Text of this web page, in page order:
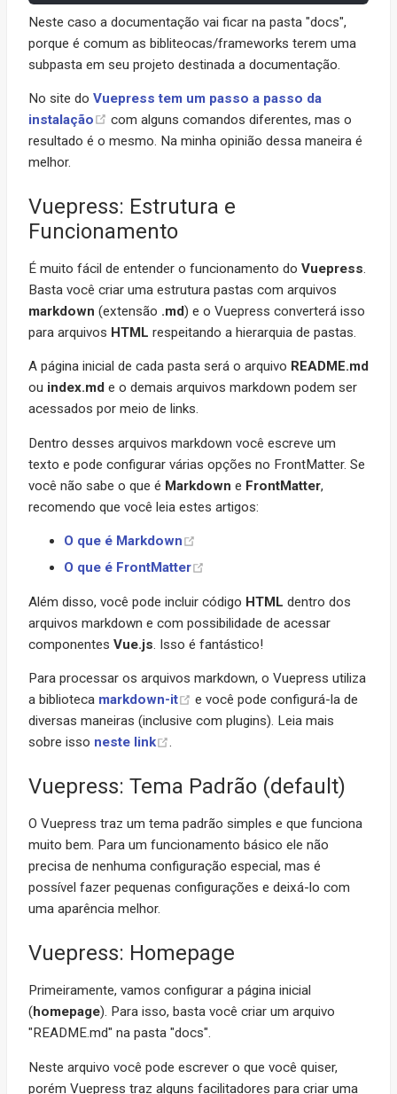
Neste caso a documentação vai ficar na pasta "docs",
porque é comum as bibliteocas/frameworks terem uma
subpasta em seu projeto destinada a documentação.
No site do Vuepress tem um passo a passo da
instalação
com alguns comandos diferentes, mas o
resultado é o mesmo. Na minha opinião dessa maneira é
melhor.
Vuepress: Estrutura e
Funcionamento
É muito fácil de entender o funcionamento do Vuepress.
Basta você criar uma estrutura pastas com arquivos
markdown (extensão .md) e o Vuepress converterá isso
para arquivos HTML respeitando a hierarquia de pastas.
A página inicial de cada pasta será o arquivo README.md
ou index.md e o demais arquivos markdown podem ser
acessados por meio de links.
Dentro desses arquivos markdown você escreve um
texto e pode configurar várias opções no FrontMatter. Se
você não sabe o que é Markdown e FrontMatter,
recomendo que você leia estes artigos:
O que é Markdown
O que é FrontMatter
Além disso, você pode incluir código HTML dentro dos
arquivos markdown e com possibilidade de acessar
componentes Vue.js. Isso é fantástico!
Para processar os arquivos markdown, o Vuepress utiliza
a biblioteca markdown-it
e você pode configurá-la de
diversas maneiras (inclusive com plugins). Leia mais
sobre isso neste link .
Vuepress: Tema Padrão (default)
O Vuepress traz um tema padrão simples e que funciona
muito bem. Para um funcionamento básico ele não
precisa de nenhuma configuração especial, mas é
possível fazer pequenas configurações e deixá-lo com
uma aparência melhor.
Vuepress: Homepage
Primeiramente, vamos configurar a página inicial
(homepage). Para isso, basta você criar um arquivo
"README.md" na pasta "docs".
Neste arquivo você pode escrever o que você quiser,
porém Vuepress traz alguns facilitadores para criar uma